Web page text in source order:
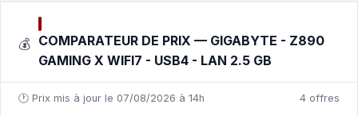
💰 COMPARATEUR DE PRIX — GIGABYTE - Z890
GAMING X WIFI7 - USB4 - LAN 2.5 GB
🕐 Prix mis à jour le 07/08/2026 à 14h 4 offres